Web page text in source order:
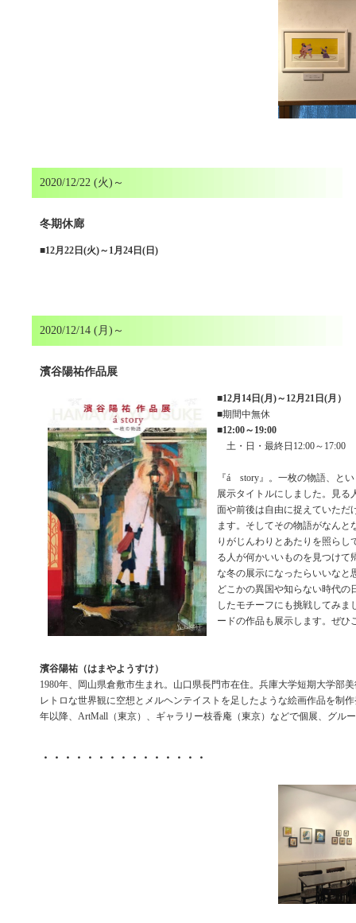
2020/12/22 (火)～
冬期休廊
■12月22日(火)～1月24日(日)
2020/12/14 (月)～
濱谷陽祐作品展
■12月14日(月)～12月21日(月）
■期間中無休
■12:00～19:00
土・日・最終日12:00～17:00
『á story』。一枚の物語、と
展示タイトルにしました。見る
面や前後は自由に捉えていただ
ます。そしてその物語がなんと
りがじんわりとあたりを照らし
る人が何かいいものを見つけて
な冬の展示になったらいいなと
どこかの異国や知らない時代の
したモチーフにも挑戦してみま
ードの作品も展示します。ぜひ
濱谷陽祐（はまやようすけ）
1980年、岡山県倉敷市生まれ。山口県長門市在住。兵庫大学短期大学部
レトロな世界観に空想とメルヘンテイストを足したような絵画作品を制
年以降、ArtMall（東京）、ギャラリー枝香庵（東京）などで個展、グル
・・・・・・・・・・・・・・・